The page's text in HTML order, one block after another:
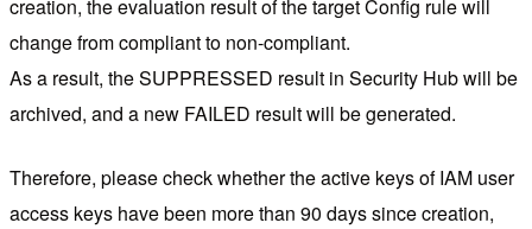
creation, the evaluation result of the target Config rule will
change from compliant to non-compliant.
As a result, the SUPPRESSED result in Security Hub will be
archived, and a new FAILED result will be generated.
Therefore, please check whether the active keys of IAM user
access keys have been more than 90 days since creation,